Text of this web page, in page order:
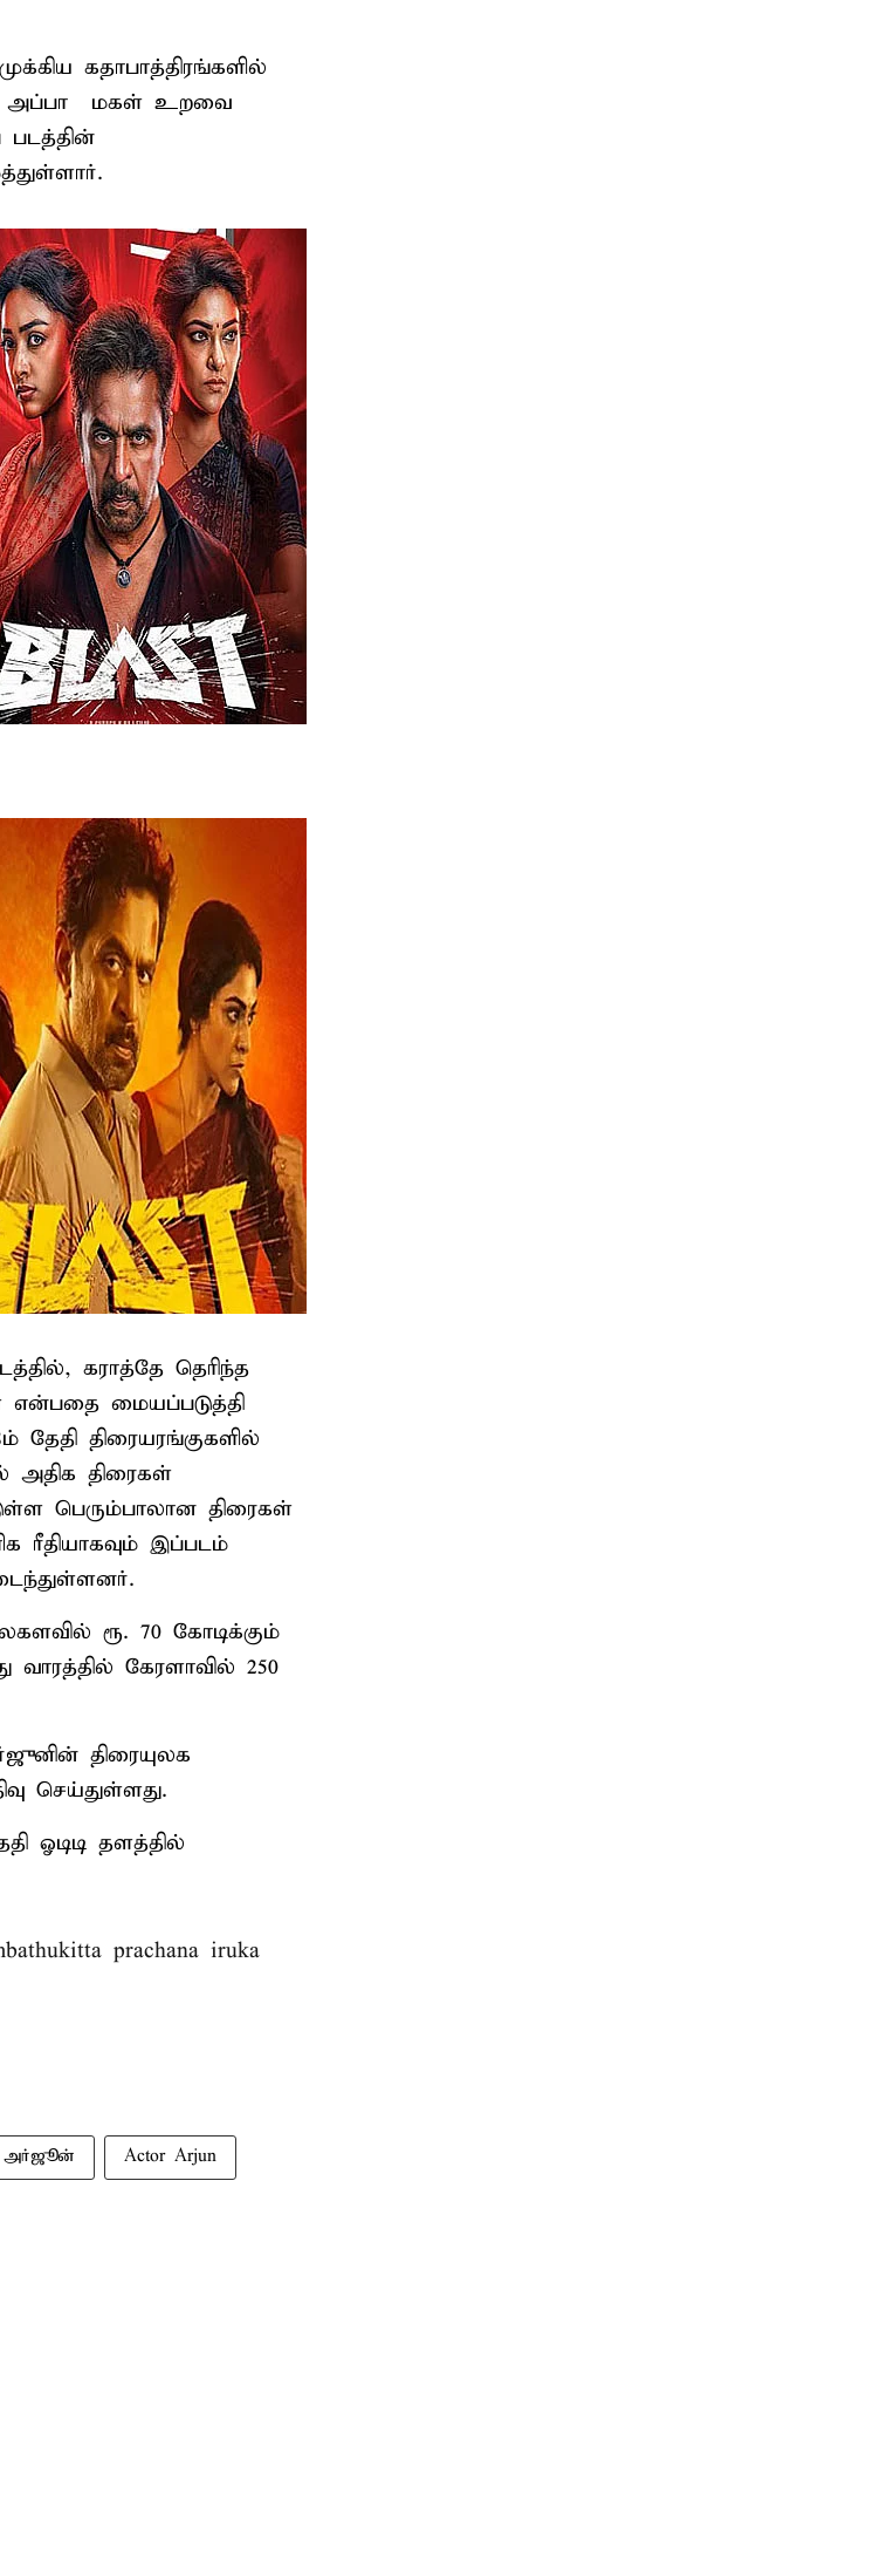
கதாபாத்திரங்களில்
அப்பா – மகள் உறவை
படத்தின்
கராத்தே தெரிந்த
என்பதை மையப்படுத்தி
தேதி திரையரங்குகளில்
அதிக திரைகள்
பெரும்பாலான திரைகள்
ரீதியாகவும் இப்படம்
ரூ. 70 கோடிக்கும்
வாரத்தில் கேரளாவில் 250
திரையுலக
செய்துள்ளது.
ஓடிடி தளத்தில்
prachana iruka
அர்ஜூன் Actor Arjun